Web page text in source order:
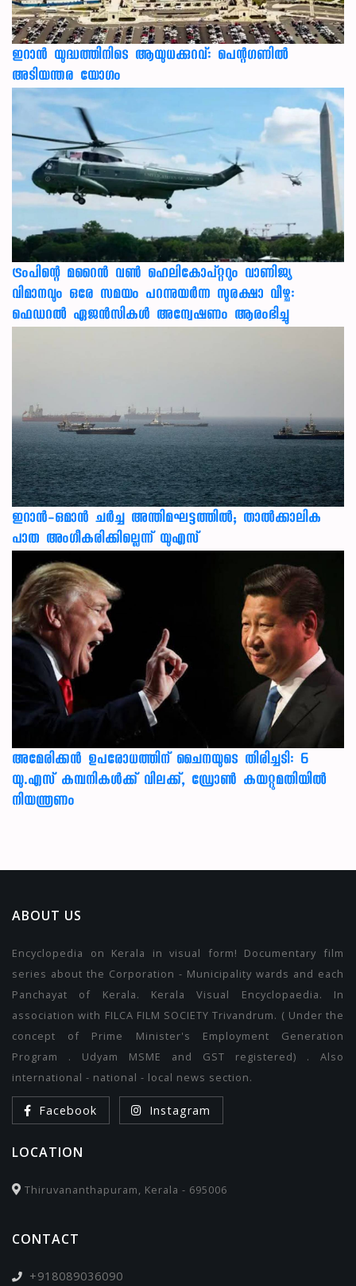
ഇറാന്‍ യുദ്ധത്തിനിടെ ആയുധക്കുറവ്: പെന്റഗണില്‍
അടിയന്തര യോഗം
ട്രംപിന്റെ മറൈന്‍ വണ്‍ ഹെലികോപ്റ്ററും വാണിജ്യ
വിമാനവും ഒരേ സമയം പറന്നുയര്‍ന്ന സുരക്ഷാ വീഴ്ച:
ഫെഡറല്‍ ഏജന്‍സികള്‍ അന്വേഷണം ആരംഭിച്ചു
ഇറാന്‍-ഒമാന്‍ ചര്‍ച്ച അന്തിമഘട്ടത്തില്‍; താല്‍ക്കാലിക
പാത അംഗീകരിക്കില്ലെന്ന് യുഎസ്
അമേരിക്കൻ ഉപരോധത്തിന് ചൈനയുടെ തിരിച്ചടി: 6
യു.എസ് കമ്പനികൾക്ക് വിലക്ക്, ഡ്രോൺ കയറ്റുമതിയിൽ
നിയന്ത്രണം
ABOUT US
Encyclopedia on Kerala in visual form! Documentary film
series about the Corporation - Municipality wards and each
Panchayat of Kerala. Kerala Visual Encyclopaedia. In
association with FILCA FILM SOCIETY Trivandrum. ( Under the
concept of Prime Minister's Employment Generation
Program . Udyam MSME and GST registered) . Also
international - national - local news section.
Facebook Instagram
LOCATION
Thiruvananthapuram, Kerala - 695006
CONTACT
+918089036090